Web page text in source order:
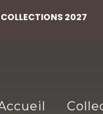
COLLECTIONS 2027